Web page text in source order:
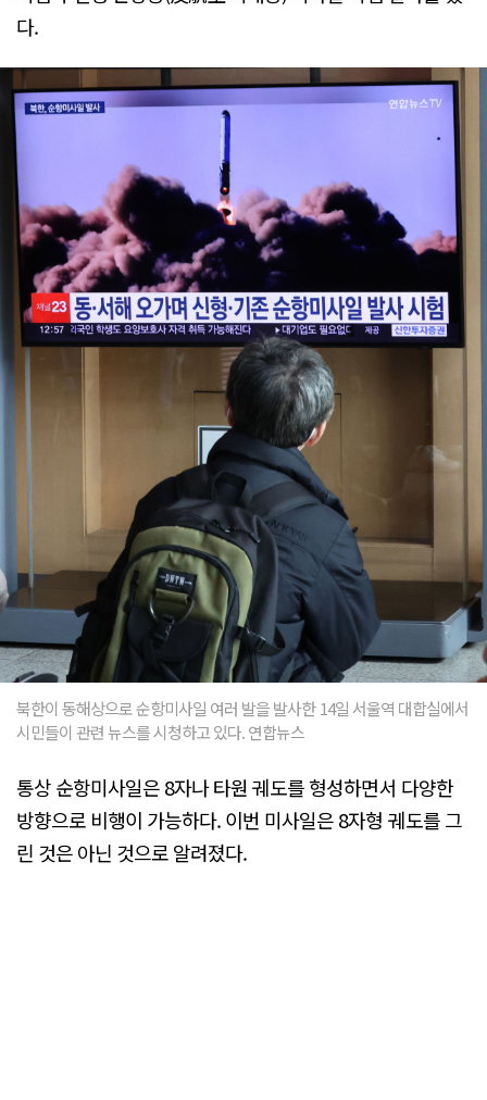
다.
북한이 동해상으로 순항미사일 여러 발을 발사한 14일 서울역 대합실에서
시민들이 관련 뉴스를 시청하고 있다. 연합뉴스
통상 순항미사일은 8자나 타원 궤도를 형성하면서 다양한
방향으로 비행이 가능하다. 이번 미사일은 8자형 궤도를 그
린 것은 아닌 것으로 알려졌다.